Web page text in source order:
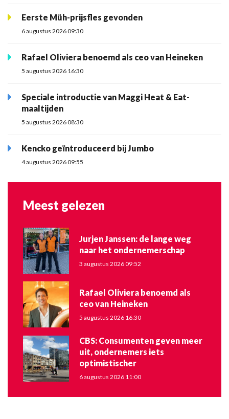
Eerste Müh-prijsfles gevonden
6 augustus 2026 09:30
Rafael Oliviera benoemd als ceo van Heineken
5 augustus 2026 16:30
Speciale introductie van Maggi Heat & Eat-
maaltijden
5 augustus 2026 08:30
Kencko geïntroduceerd bij Jumbo
4 augustus 2026 09:55
Meest gelezen
Jurjen Janssen: de lange weg
naar het ondernemerschap
3 augustus 2026 09:52
Rafael Oliviera benoemd als
ceo van Heineken
5 augustus 2026 16:30
CBS: Consumenten geven meer
uit, ondernemers iets
optimistischer
6 augustus 2026 11:00